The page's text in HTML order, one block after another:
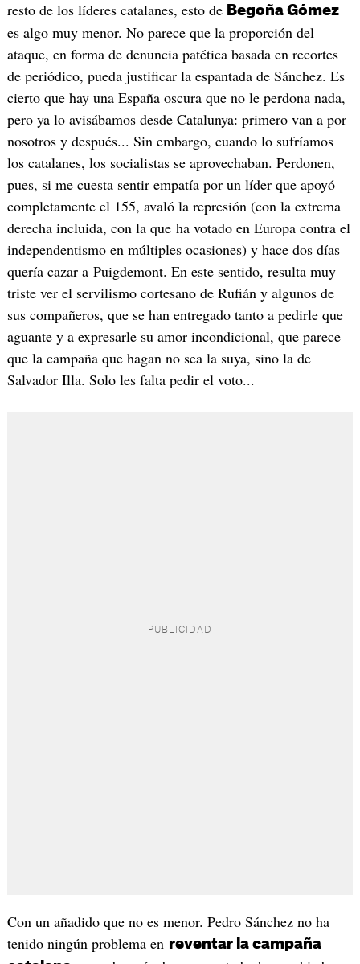
resto de los líderes catalanes, esto de Begoña Gómez
es algo muy menor. No parece que la proporción del
ataque, en forma de denuncia patética basada en recortes
de periódico, pueda justificar la espantada de Sánchez. Es
cierto que hay una España oscura que no le perdona nada,
pero ya lo avisábamos desde Catalunya: primero van a por
nosotros y después... Sin embargo, cuando lo sufríamos
los catalanes, los socialistas se aprovechaban. Perdonen,
pues, si me cuesta sentir empatía por un líder que apoyó
completamente el 155, avaló la represión (con la extrema
derecha incluida, con la que ha votado en Europa contra el
independentismo en múltiples ocasiones) y hace dos días
quería cazar a Puigdemont. En este sentido, resulta muy
triste ver el servilismo cortesano de Rufián y algunos de
sus compañeros, que se han entregado tanto a pedirle que
aguante y a expresarle su amor incondicional, que parece
que la campaña que hagan no sea la suya, sino la de
Salvador Illa. Solo les falta pedir el voto...
Con un añadido que no es menor. Pedro Sánchez no ha
tenido ningún problema en reventar la campaña